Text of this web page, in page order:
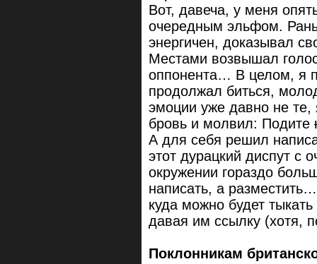
Вот, давеча, у меня
очередным эльфом.
энергичен, доказывал
Местами возвышал
оппонента… В целом, я
продолжал биться,
эмоции уже давно не
бровь и молвил: Подите
А для себя решил
этот дурацкий диспут
окружении гораздо
написать, а
куда можно будет
давая им ссылку (хотя,
Поклонникам